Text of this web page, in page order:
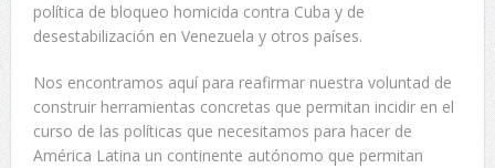
política de bloqueo homicida contra Cuba y de
desestabilización en Venezuela y otros países.
Nos encontramos aquí para reafirmar nuestra voluntad de
construir herramientas concretas que permitan incidir en el
curso de las políticas que necesitamos para hacer de
América Latina un continente autónomo que permitan